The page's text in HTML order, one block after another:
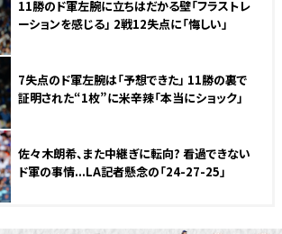
11勝のド軍左腕に立ちはだかる壁「フラストレ
ーションを感じる」 2戦12失点に「悔しい」
7失点のド軍左腕は「予想できた」 11勝の裏で
証明された“1枚”に米辛辣「本当にショック」
佐々木朗希、また中継ぎに転向? 看過できない
ド軍の事情...LA記者懸念の「24-27-25」